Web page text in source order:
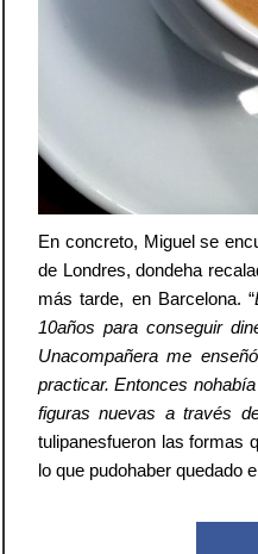
En concreto, Miguel se
de Londres, dondeha
más tarde, en Barcelona. “
10años para conseguir
Unacompañera me
practicar. Entonces
figuras nuevas a través
tulipanesfueron las formas
lo que pudohaber quedado